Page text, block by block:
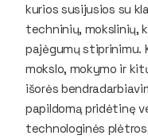
kurios susijusios su
techninių, mokslinių,
pajėgumų stiprinimu.
mokslo, mokymo ir
išorės
papildomą pridėtinę
technologinės